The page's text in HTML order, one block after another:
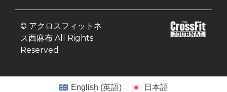
© アクロスフィットネ
ス西麻布 All Rights
Reserved
English (英語) 日本語